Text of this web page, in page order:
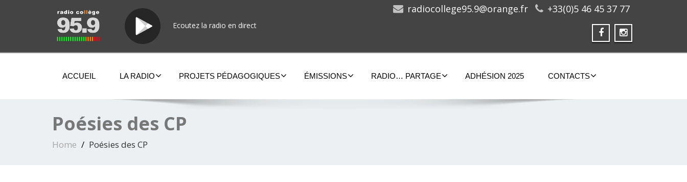
Ecoutez la radio en direct
radiocollege95.9@orange.fr +33(0)5 46 45 37 77
ACCUEIL LA RADIO PROJETS PÉDAGOGIQUES ÉMISSIONS RADIO… PARTAGE ADHÉSION 2025 CONTACTS
Poésies des CP
Home Poésies des CP